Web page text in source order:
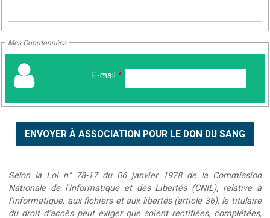
Mes Coordonnées
E-mail *
Selon la Loi n° 78-17 du 06 janvier 1978 de la Commission
Nationale de l'Informatique et des Libertés (CNIL), relative à
l'informatique, aux fichiers et aux libertés (article 36), le titulaire
du droit d'accès peut exiger que soient rectifiées, complétées,